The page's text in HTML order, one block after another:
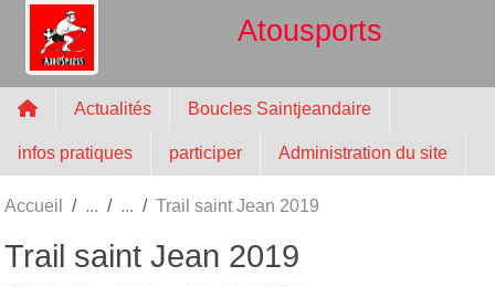
Atousports
Actualités Boucles Saintjeandaire
infos pratiques participer Administration du site
Accueil Trail saint Jean 2019
Trail saint Jean 2019
Panneau de gestion des cookies